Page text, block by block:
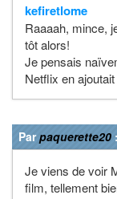
kefiretlome
Raaaah, mince,
tôt alors!
Je pensais
Netflix en
Parpaquerette20
Je viens de voir
film, tellement